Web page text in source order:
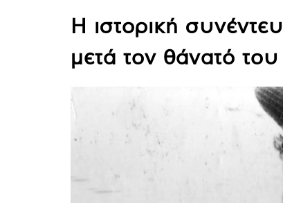
Η ιστορική
μετά τον θάνατό του